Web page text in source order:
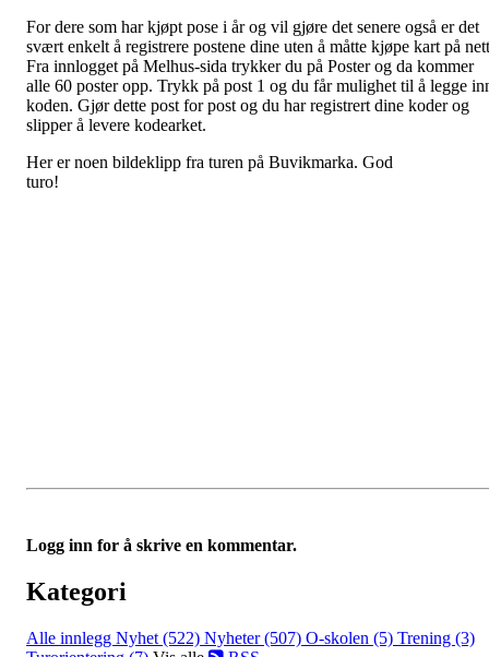
For dere som har kjøpt pose i år og vil gjøre det senere også er det
svært enkelt å registrere postene dine uten å måtte kjøpe kart på
Fra innlogget på Melhus-sida trykker du på Poster og da kommer
alle 60 poster opp. Trykk på post 1 og du får mulighet til å legge
koden. Gjør dette post for post og du har registrert dine koder og
slipper å levere kodearket.
Her er noen bildeklipp fra turen på Buvikmarka. God
turo!
Logg inn for å skrive en kommentar.
Kategori
Alle innlegg Nyhet (522) Nyheter (507) O-skolen (5) Trening (3)